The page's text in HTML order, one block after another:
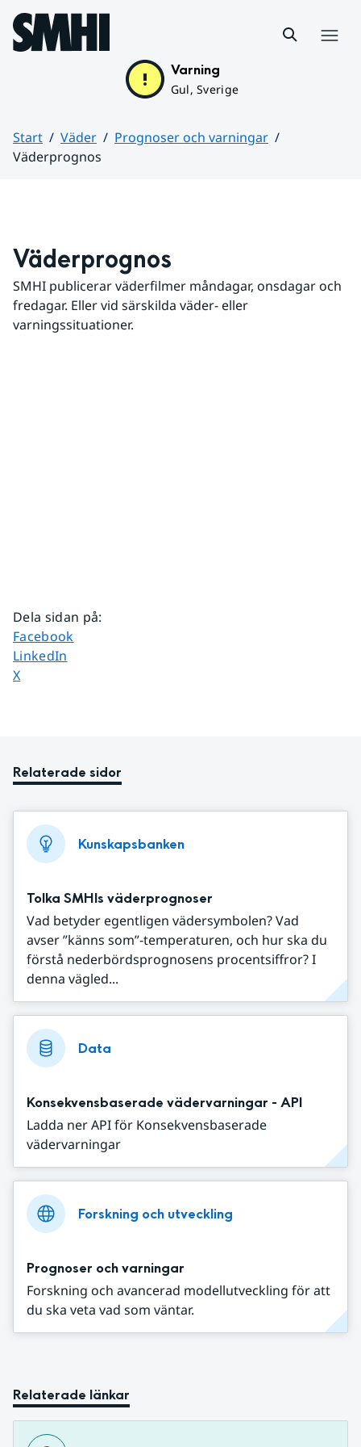
Hoppa till sidans innehåll
Varning
Gul, Sverige
Start Väder
Prognoser och varningar
Väderprognos
Väderprognos
SMHI publicerar väderfilmer måndagar, onsdagar och
fredagar. Eller vid särskilda väder- eller
varningssituationer.
Dela sidan på:
Dela sidan på
Facebook
Dela sidan på
LinkedIn
Dela sidan på
X
Relaterade sidor
Kunskapsbanken
Tolka SMHIs väderprognoser
Vad betyder egentligen vädersymbolen? Vad
avser ”känns som”-temperaturen, och hur ska du
förstå nederbördsprognosens procentsiffror? I
denna vägled...
Data
Konsekvensbaserade vädervarningar - API
Ladda ner API för Konsekvensbaserade
vädervarningar
Forskning och utveckling
Prognoser och varningar
Forskning och avancerad modellutveckling för att
du ska veta vad som väntar.
Relaterade länkar